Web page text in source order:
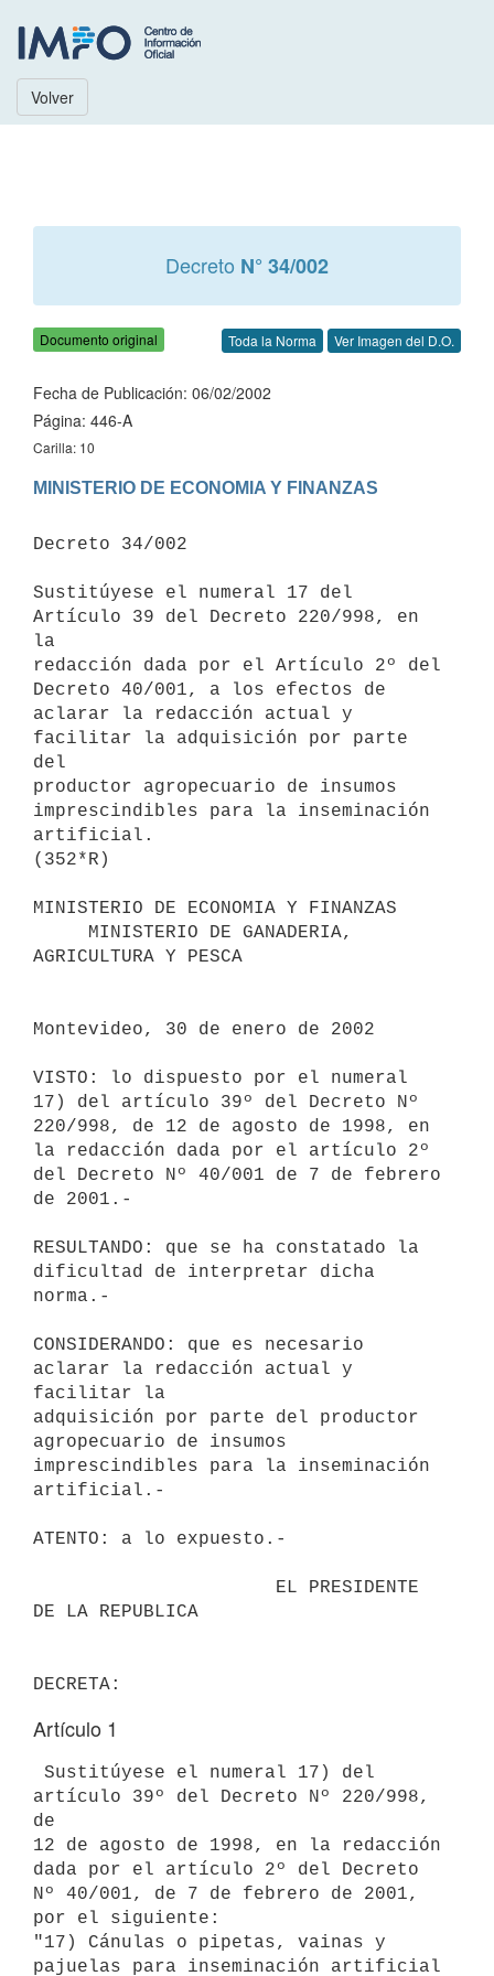
Volver
Decreto N° 34/002
Documento original Toda la Norma Ver Imagen del D.O.
Fecha de Publicación: 06/02/2002
Página: 446-A
Carilla: 10
MINISTERIO DE ECONOMIA Y FINANZAS
Decreto 34/002
Sustitúyese el numeral 17 del
Artículo 39 del Decreto 220/998, en
la
redacción dada por el Artículo 2º del
Decreto 40/001, a los efectos de
aclarar la redacción actual y
facilitar la adquisición por parte
del
productor agropecuario de insumos
imprescindibles para la inseminación
artificial.
(352*R)
MINISTERIO DE ECONOMIA Y FINANZAS
AGRICULTURA Y PESCA
Montevideo, 30 de enero de 2002
VISTO: lo dispuesto por el numeral
17) del artículo 39º del Decreto Nº
220/998, de 12 de agosto de 1998, en
la redacción dada por el artículo 2º
del Decreto Nº 40/001 de 7 de febrero
de 2001.-
RESULTANDO: que se ha constatado la
dificultad de interpretar dicha
norma.-
CONSIDERANDO: que es necesario
aclarar la redacción actual y
facilitar la
adquisición por parte del productor
agropecuario de insumos
imprescindibles para la inseminación
artificial.-
ATENTO: a lo expuesto.-
DE LA REPUBLICA
Artículo 1
artículo 39º del Decreto Nº 220/998,
de
12 de agosto de 1998, en la redacción
dada por el artículo 2º del Decreto
Nº 40/001, de 7 de febrero de 2001,
por el siguiente:
"17) Cánulas o pipetas, vainas y
pajuelas para inseminación artificial